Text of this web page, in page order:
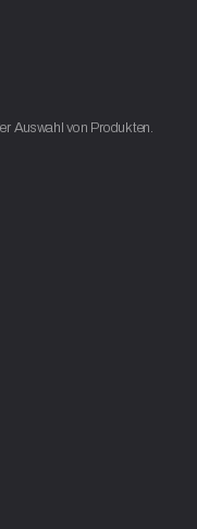
Auswahl von Produkten.